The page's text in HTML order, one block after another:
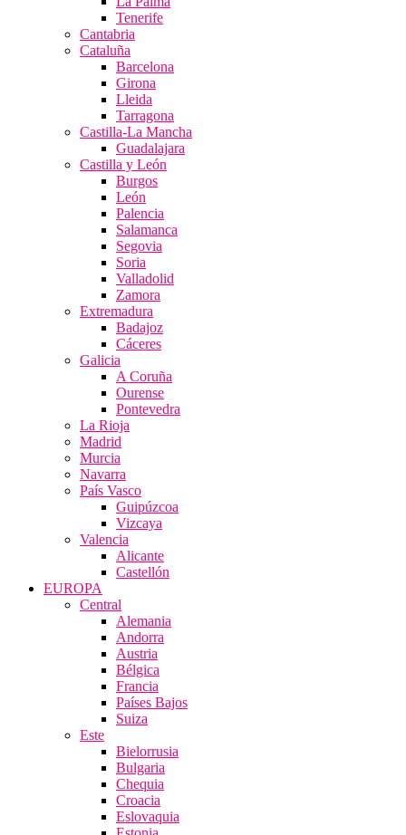
Tenerife
Cantabria
Cataluña
Barcelona
Girona
Lleida
Tarragona
Castilla-La Mancha
Guadalajara
Castilla y León
Burgos
León
Palencia
Salamanca
Segovia
Soria
Valladolid
Zamora
Extremadura
Badajoz
Cáceres
Galicia
A Coruña
Ourense
Pontevedra
La Rioja
Madrid
Murcia
Navarra
País Vasco
Guipúzcoa
Vizcaya
Valencia
Alicante
Castellón
EUROPA
Central
Alemania
Andorra
Austria
Bélgica
Francia
Países Bajos
Suiza
Este
Bielorrusia
Bulgaria
Chequia
Croacia
Eslovaquia